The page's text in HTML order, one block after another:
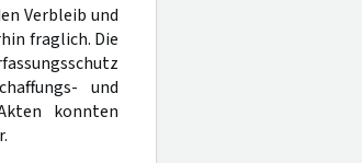
Verbleib und
fraglich. Die
und
konnten